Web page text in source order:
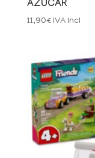
AZUCAR
11,90€ IVA Incl